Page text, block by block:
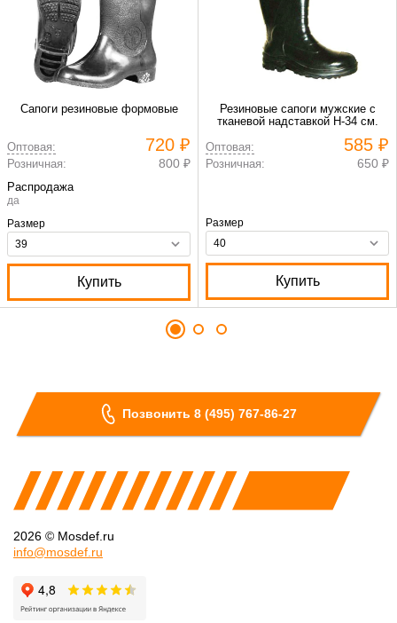
Сапоги резиновые формовые
Оптовая: 720 ₽
Розничная: 800 ₽
Распродажа
да
Размер
Купить
Резиновые сапоги мужские с
тканевой надставкой Н-34 см.
Оптовая:
585 ₽
Розничная: 650 ₽
Размер
Купить
Позвонить 8 (495) 767-86-27
2026 © Mosdef.ru
info@mosdef.ru